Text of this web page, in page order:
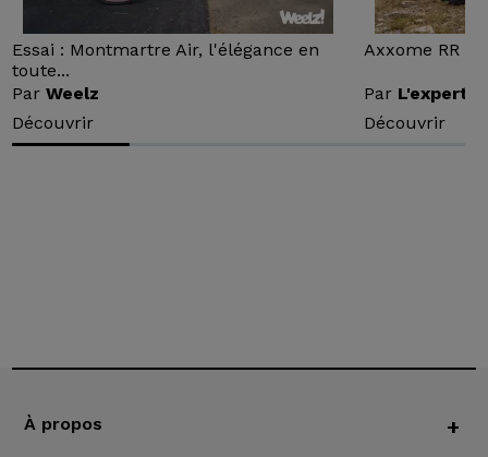
Essai : Montmartre Air, l'élégance en
toute...
ParWeelz
Découvrir
Axxome RR :
Par L'expert
Découvrir
À propos +